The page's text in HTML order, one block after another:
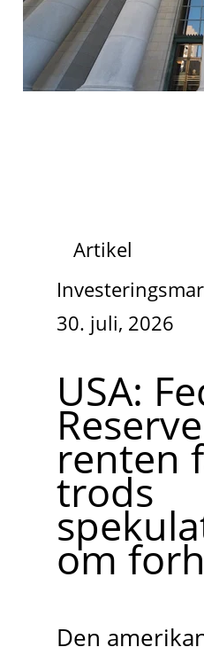
Artikel
30. juli, 2026
USA:
renten
trods
om
Den